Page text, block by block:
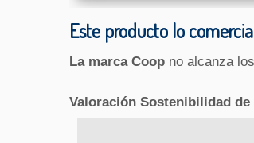
Este producto lo
La marca Coop no alcanza
Valoración Sostenibilidad de